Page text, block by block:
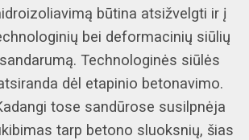
būtina atsižvelgti ir į
bei deformacinių siūlių
sandarumą. Technologinės siūlės
dėl etapinio betonavimo.
tose sandūrose susilpnėja
tarp betono sluoksnių, šias